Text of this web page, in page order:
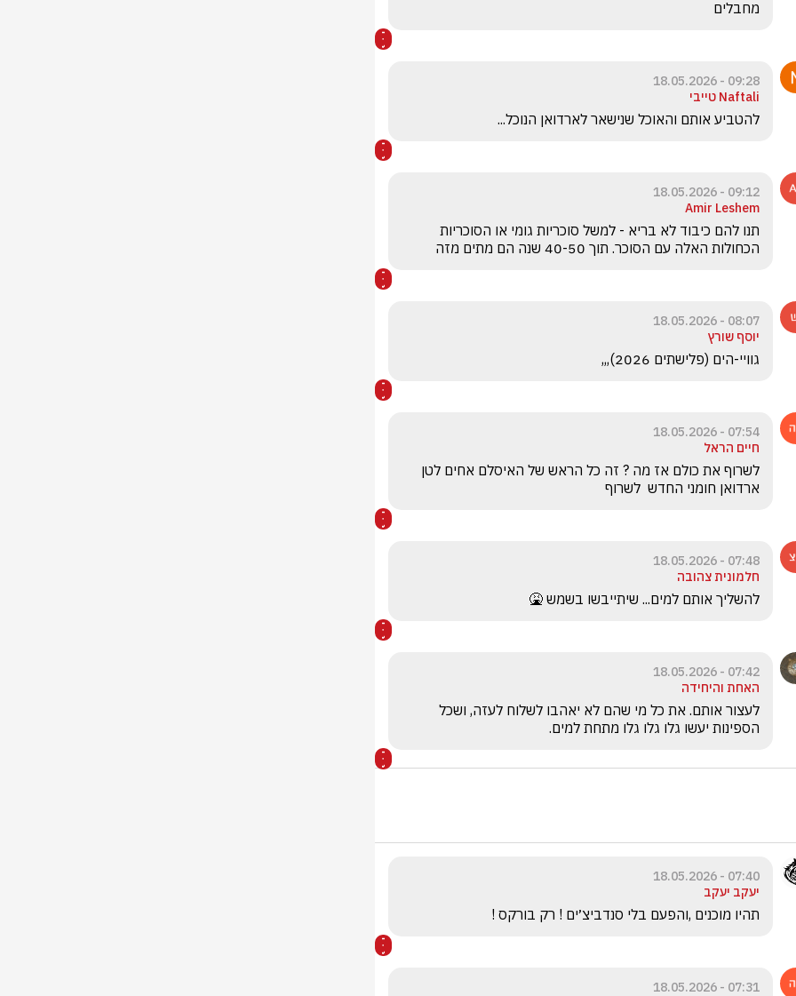
מחבלים
09:28 - 18.05.2026
Naftali טייבי
להטביע אותם והאוכל שנישאר לארדואן הנוכל...
09:12 - 18.05.2026
Amir Leshem
הכחולות האלה עם הסוכר. תוך 40-50 שנה הם מתים מזה
08:07 - 18.05.2026
יוסף שורץ
גוויי-הים (פלישתים 2026),,,
07:54 - 18.05.2026
חיים הראל
ארדואן חומני החדש  לשרוף
07:48 - 18.05.2026
חלמונית צהובה
להשליך אותם למים... שיתייבשו בשמש 🤮
07:42 - 18.05.2026
האחת והיחידה
הספינות יעשו גלו גלו גלו מתחת למים.
07:40 - 18.05.2026
יעקב יעקב
תהיו מוכנים ,והפעם בלי סנדביצ׳ים ! רק בורקס !
07:31 - 18.05.2026